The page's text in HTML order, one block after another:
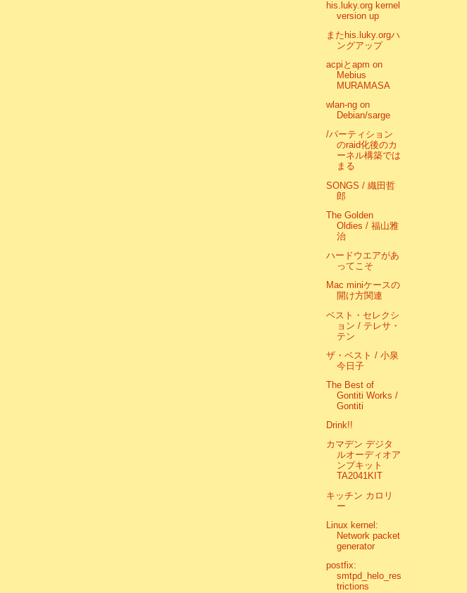
his.luky.org kernel
version up
またhis.luky.orgハ
ングアップ
acpiとapm on
Mebius
MURAMASA
wlan-ng on
Debian/sarge
/パーティション
のraid化後のカ
ーネル構築では
まる
SONGS / 織田哲
郎
The Golden
Oldies / 福山雅
治
ハードウエアがあ
ってこそ
Mac miniケースの
開け方関連
ベスト・セレクシ
ョン / テレサ・
テン
ザ・ベスト / 小泉
今日子
The Best of
Gontiti Works /
Gontiti
Drink!!
カマデン デジタ
ルオーディオア
ンプキット
TA2041KIT
キッチン カロリ
ー
Linux kernel:
Network packet
generator
postfix:
smtpd_helo_res
trictions